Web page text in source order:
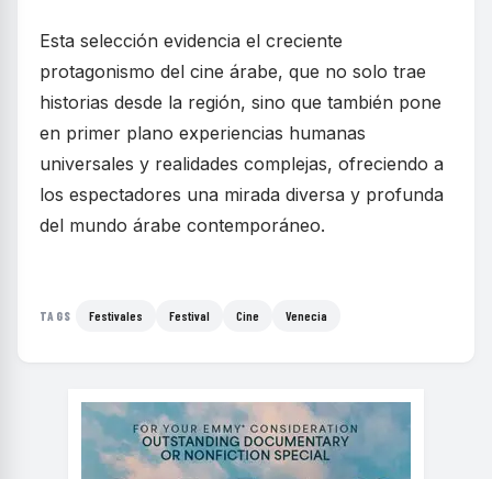
Esta selección evidencia el creciente
protagonismo del cine árabe, que no solo trae
historias desde la región, sino que también pone
en primer plano experiencias humanas
universales y realidades complejas, ofreciendo a
los espectadores una mirada diversa y profunda
del mundo árabe contemporáneo.
TAGS Festivales Festival Cine Venecia